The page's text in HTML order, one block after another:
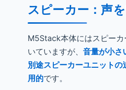
スピーカー：声
M5Stack本体にはスピーカ
いていますが、 音量が小さ
別途スピーカーユニットの
用的です。